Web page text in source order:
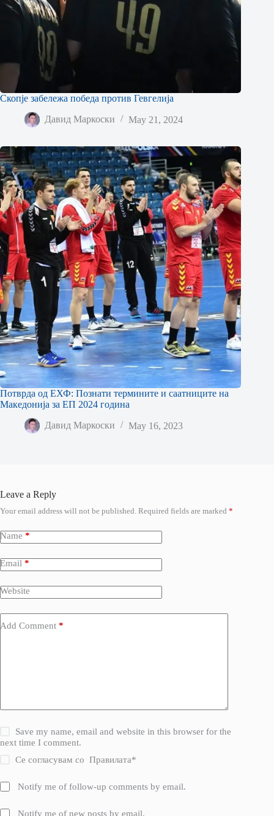
Скопје забележа победа против Гевгелија
Давид Маркоски May 21, 2024
Потврда од ЕХФ: Познати термините и саатниците на
Македонија за ЕП 2024 година
Давид Маркоски May 16, 2023
Leave a Reply
Your email address will not be published. Required fields are marked *
Name *
Email *
Website
Add Comment *
Save my name, email and website in this browser for the
next time I comment.
Се согласувам соПравилата*
Notify me of follow-up comments by email.
Notify me of new posts by email.